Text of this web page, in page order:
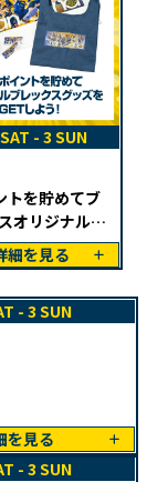
- 3 SUN
トを貯めてブ
オリジナルグ
細を見る
- 3 SUN
を見る
- 3 SUN